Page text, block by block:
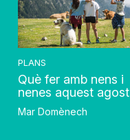
PLANS
Què fer amb nens i
nenes aquest agost
Mar Domènech